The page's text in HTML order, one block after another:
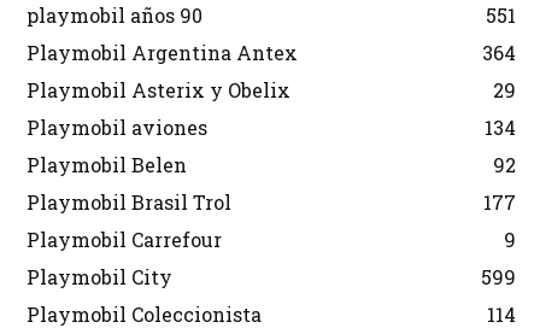
playmobil años 90
551
Playmobil Argentina Antex
364
Playmobil Asterix y Obelix
29
Playmobil aviones
134
Playmobil Belen
92
Playmobil Brasil Trol
177
Playmobil Carrefour
9
Playmobil City
599
Playmobil Coleccionista
114